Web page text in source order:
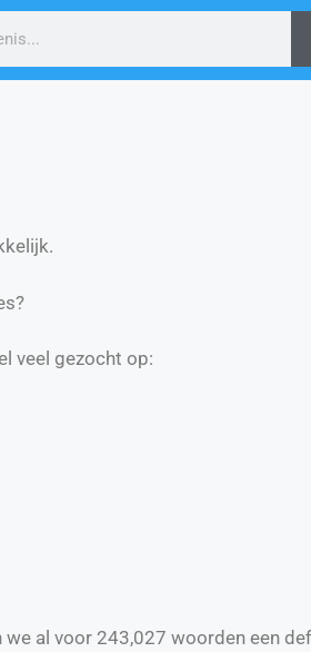
veel gezocht op:
we al voor 243,027 woorden een